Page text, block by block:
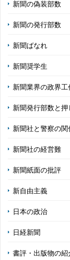
新聞の偽装部数
新聞の発行部数
新聞ばなれ
新聞奨学生
新聞業界の政界工
新聞発行部数と押
新聞社と警察の関
新聞社の経営難
新聞紙面の批評
新自由主義
日本の政治
日経新聞
書評・出版物の紹